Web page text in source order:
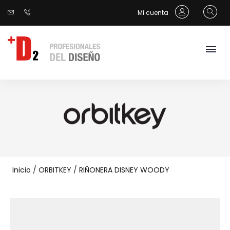
Mi cuenta
Inicio / ORBITKEY / RIÑONERA DISNEY WOODY